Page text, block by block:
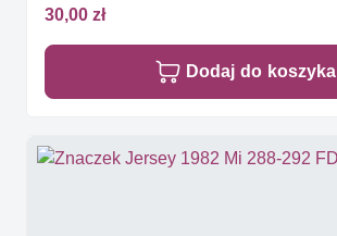
30,00 zł
Dodaj do koszyka